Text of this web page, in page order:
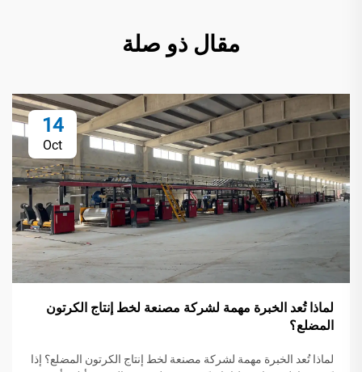
مقال ذو صلة
14
Oct
لماذا تُعد الخبرة مهمة لشركة مصنعة لخط إنتاج الكرتون
المضلع؟
لماذا تُعد الخبرة مهمة لشركة مصنعة لخط إنتاج الكرتون المضلع؟ إذا